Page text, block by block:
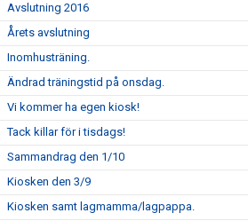
Avslutning 2016
Årets avslutning
Inomhusträning.
Ändrad träningstid på onsdag.
Vi kommer ha egen kiosk!
Tack killar för i tisdags!
Sammandrag den 1/10
Kiosken den 3/9
Kiosken samt lagmamma/lagpappa.